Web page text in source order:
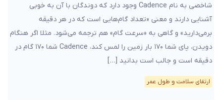
شاخصی به نام Cadence وجود دارد که دوندگان با آن به خوبی
آشنایی دارند و معنی «تعداد گام‌هایی است که در هر دقیقه
برمی‌دارید» و گاهی به «سرعت گام» هم ترجمه می‌شود. مثلا اگر هنگام
دویدن، پای شما ۱۷۰ بار زمین را لمس کند، Cadence شما ۱۷۰ گام در
دقیقه است و جالب است بدانید […]
ارتقای سلامت و طول عمر